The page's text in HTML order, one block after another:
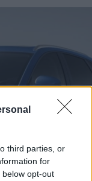
third parties, or
for
opt-out